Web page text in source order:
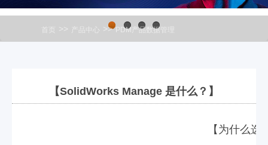
1 2 3 4
首页 >> 产品中心 >> PDM产品数据管理
【SolidWorks Manage 是什么？】
【为什么